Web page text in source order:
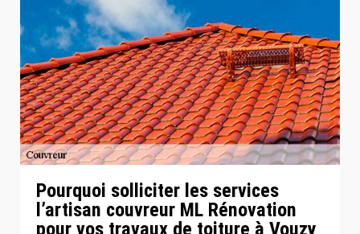
Pourquoi solliciter les services
l’artisan couvreur ML Rénovation
pour vos travaux de toiture à Vouzy